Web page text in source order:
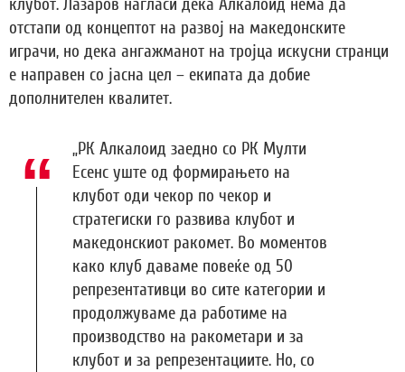
клубот. Лазаров нагласи дека Алкалоид нема да
отстапи од концептот на развој на македонските
играчи, но дека ангажманот на тројца искусни странци
е направен со јасна цел – екипата да добие
дополнителен квалитет.
„РК Алкалоид заедно со РК Мулти
Есенс уште од формирањето на
клубот оди чекор по чекор и
стратегиски го развива клубот и
македонскиот ракомет. Во моментов
како клуб даваме повеќе од 50
репрезентативци во сите категории и
продолжуваме да работиме на
производство на ракометари и за
клубот и за репрезентациите. Но, со